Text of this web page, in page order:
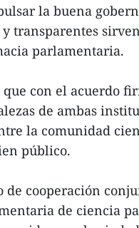
la buena
transparentes
parlamentaria.
con el acuerdo
de ambas
la comunidad
público.
cooperación
de ciencia